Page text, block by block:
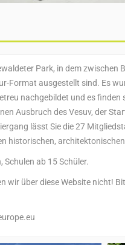
Park, in dem zwischen
Format ausgestellt sind. Es
nachgebildet und es finden
Ausbruch des Vesuv, der
lässt Sie die 27
historischen,
Schulen ab 15 Schüler.
wir über diese Website nicht!